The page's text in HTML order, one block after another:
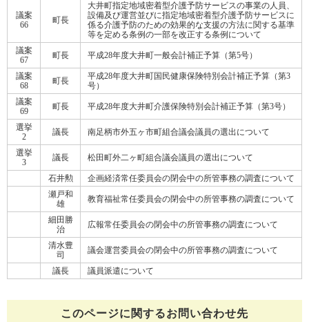
議案
66
町長
大井町指定地域密着型介護予防サービスの事業の人員、
設備及び運営並びに指定地域密着型介護予防サービスに
係る介護予防のための効果的な支援の方法に関する基準
等を定める条例の一部を改正する条例について
議案
67
町長 平成28年度大井町一般会計補正予算（第5号）
議案
68
町長
平成28年度大井町国民健康保険特別会計補正予算（第3
号）
議案
69
町長 平成28年度大井町介護保険特別会計補正予算（第3号）
選挙
2
議長 南足柄市外五ヶ市町組合議会議員の選出について
選挙
3
議長 松田町外二ヶ町組合議会議員の選出について
石井勲
企画経済常任委員会の閉会中の所管事務の調査について
瀬戸和
雄
教育福祉常任委員会の閉会中の所管事務の調査について
細田勝
治
広報常任委員会の閉会中の所管事務の調査について
清水豊
司
議会運営委員会の閉会中の所管事務の調査について
議長 議員派遣について
このページに関するお問い合わせ先